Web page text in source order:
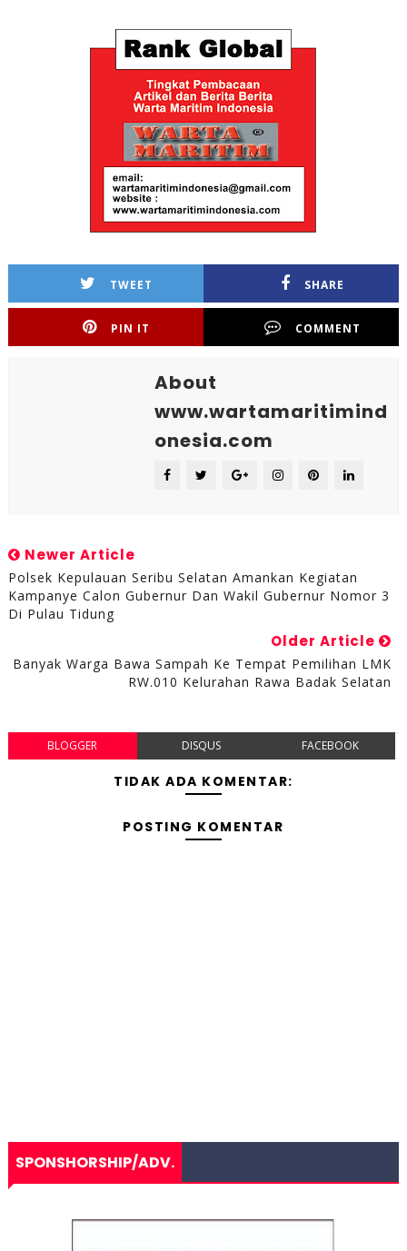
TWEET SHARE
PIN IT COMMENT
About
www.wartamaritimind
onesia.com
Newer Article
Polsek Kepulauan Seribu Selatan Amankan Kegiatan
Kampanye Calon Gubernur Dan Wakil Gubernur Nomor 3
Di Pulau Tidung
Older Article
Banyak Warga Bawa Sampah Ke Tempat Pemilihan LMK
RW.010 Kelurahan Rawa Badak Selatan
BLOGGER DISQUS FACEBOOK
TIDAK ADA KOMENTAR:
POSTING KOMENTAR
SPONSHORSHIP/ADV.